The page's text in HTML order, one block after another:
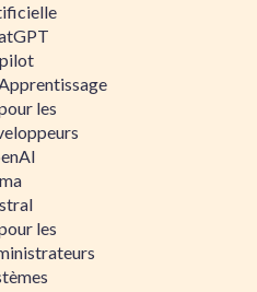
les
les